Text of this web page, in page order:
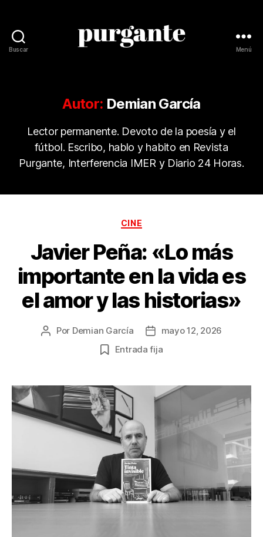
Buscar Menú
Autor: Demian García
Lector permanente. Devoto de la poesía y el
fútbol. Escribo, hablo y habito en Revista
Purgante, Interferencia IMER y Diario 24 Horas.
Categorías
CINE
Javier Peña: «Lo más
importante en la vida es
el amor y las historias»
Autor
Por Demian García
Fecha
de
la
mayo 12, 2026
Entrada fija